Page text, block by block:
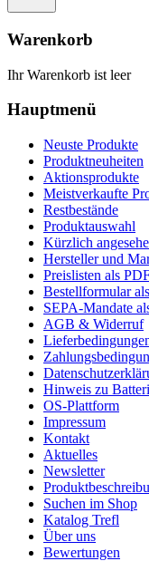
Warenkorb
Ihr Warenkorb ist leer
Hauptmenü
Neuste Produkte
Produktneuheiten
Aktionsprodukte
Meistverkaufte
Restbestände
Produktauswahl
Kürzlich
Hersteller und
Preislisten als
Bestellformular
SEPA-Mandate
AGB & Widerruf
Hinweis zu
OS-Plattform
Impressum
Kontakt
Aktuelles
Newsletter
Suchen im Shop
Katalog Trefl
Über uns
Bewertungen